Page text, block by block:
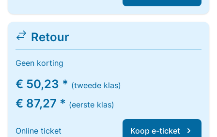
Retour
Geen korting
€ 50,23 * (tweede klas)
€ 87,27 * (eerste klas)
Online ticket Koop e-ticket